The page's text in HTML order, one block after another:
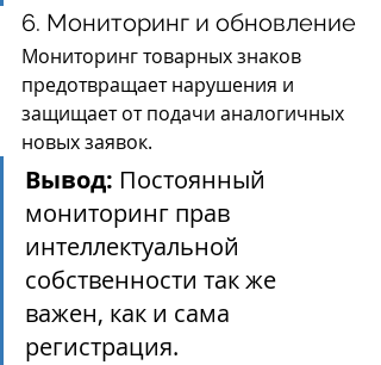
6. Мониторинг и обновление
Мониторинг товарных знаков
предотвращает нарушения и
защищает от подачи аналогичных
новых заявок.
Вывод: Постоянный
мониторинг прав
интеллектуальной
собственности так же
важен, как и сама
регистрация.